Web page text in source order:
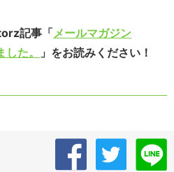
記事「メールマガジン
た。
」をお読みください！